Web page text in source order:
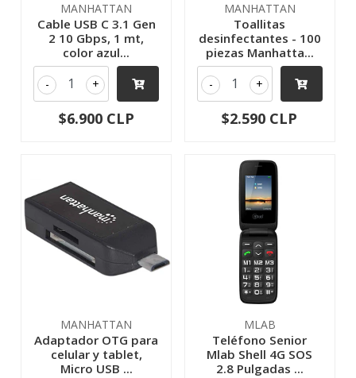
MANHATTAN
Cable USB C 3.1 Gen
2 10 Gbps, 1 mt,
color azul...
+
-
$6.900 CLP
MANHATTAN
Toallitas
desinfectantes - 100
piezas Manhatta...
+
-
$2.590 CLP
MANHATTAN
Adaptador OTG para
celular y tablet,
Micro USB ...
MLAB
Teléfono Senior
Mlab Shell 4G SOS
2.8 Pulgadas ...